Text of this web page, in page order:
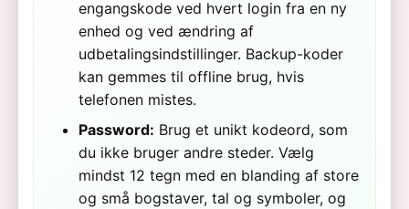
engangskode ved hvert login fra en ny
enhed og ved ændring af
udbetalingsindstillinger. Backup-koder
kan gemmes til offline brug, hvis
telefonen mistes.
Password: Brug et unikt kodeord, som
du ikke bruger andre steder. Vælg
mindst 12 tegn med en blanding af store
og små bogstaver, tal og symboler, og